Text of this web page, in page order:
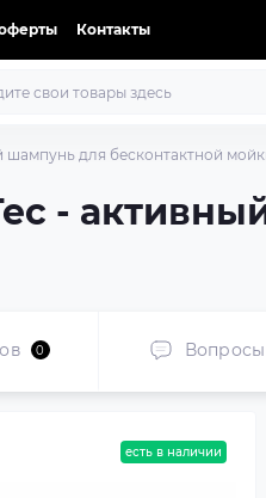
Контакты
шампунь для бесконтактной
-
0 Вопросы
есть в наличии